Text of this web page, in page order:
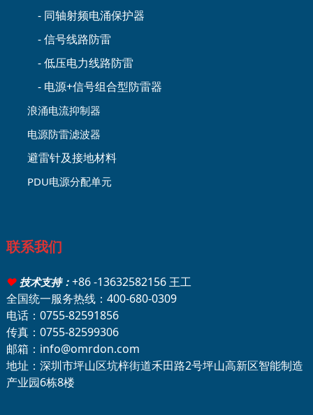
- 同轴射频电涌保护器
- 信号线路防雷
- 低压电力线路防雷
- 电源+信号组合型防雷器
浪涌电流抑制器
电源防雷滤波器
避雷针及接地材料
PDU电源分配单元
联系我们
♥技术支持： +86 -13632582156 王工
全国统一服务热线：400-680-0309
电话：0755-82591856
传真：0755-82599306
邮箱：info@omrdon.com
地址：深圳市坪山区坑梓街道禾田路2号坪山高新区智能制造
产业园6栋8楼